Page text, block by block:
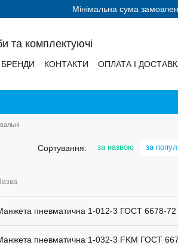
Мінімальна сума
та комплектуючі
БРЕНДИ КОНТАКТИ
ОПЛАТА І
Сортування: за назвою за
пневматична 1-012-3 ГОСТ 6678-72
пневматична 1-032-3 FKM ГОСТ